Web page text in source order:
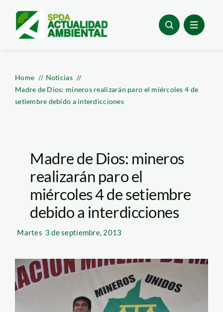
content
Home
Noticias
Madre de Dios: mineros realizarán paro el miércoles 4 de
setiembre debido a interdicciones
Madre de Dios: mineros
realizarán paro el
miércoles 4 de setiembre
debido a interdicciones
Martes 3 de septiembre, 2013